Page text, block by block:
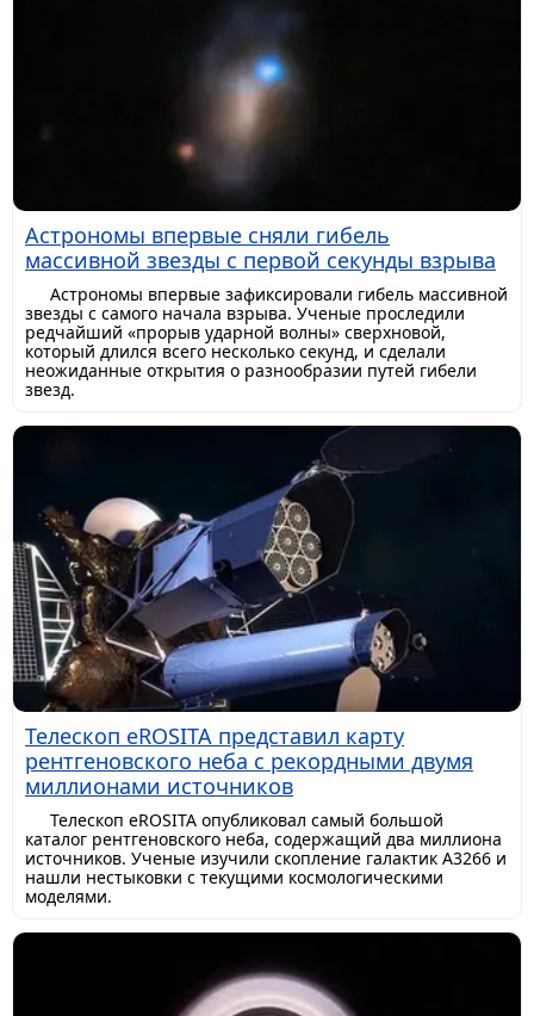
Астрономы впервые сняли гибель
массивной звезды с первой секунды взрыва
Астрономы впервые зафиксировали гибель массивной
звезды с самого начала взрыва. Ученые проследили
редчайший «прорыв ударной волны» сверхновой,
который длился всего несколько секунд, и сделали
неожиданные открытия о разнообразии путей гибели
звезд.
Телескоп eROSITA представил карту
рентгеновского неба с рекордными двумя
миллионами источников
Телескоп eROSITA опубликовал самый большой
каталог рентгеновского неба, содержащий два миллиона
источников. Ученые изучили скопление галактик A3266 и
нашли нестыковки с текущими космологическими
моделями.